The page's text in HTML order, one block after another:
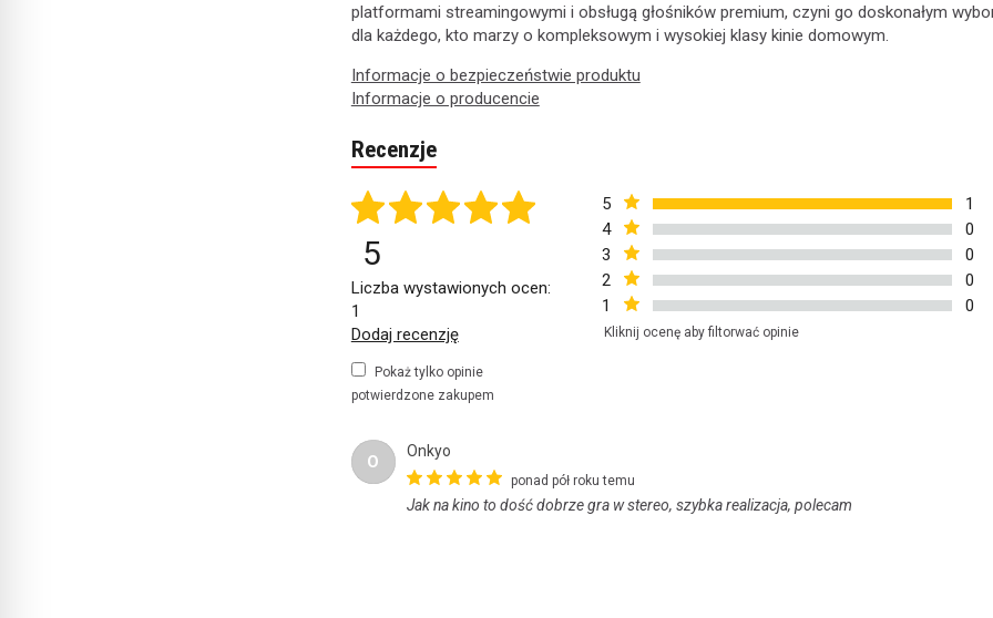
platformami streamingowymi i obsługą głośników premium, czyni go doskonałym
dla każdego, kto marzy o kompleksowym i wysokiej klasy kinie domowym.
Informacje o bezpieczeństwie produktu
Informacje o producencie
Recenzje
5
Liczba wystawionych ocen:
1
Dodaj recenzję
Pokaż tylko opinie
potwierdzone zakupem
5
1
4
0
3
0
2
0
1
0
Kliknij ocenę aby filtorwać opinie
O
Onkyo
ponad pół roku temu
Jak na kino to dość dobrze gra w stereo, szybka realizacja, polecam